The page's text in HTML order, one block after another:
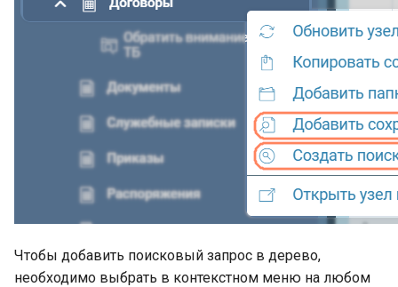
Чтобы добавить поисковый запрос в дерево,
необходимо выбрать в контекстном меню на любом